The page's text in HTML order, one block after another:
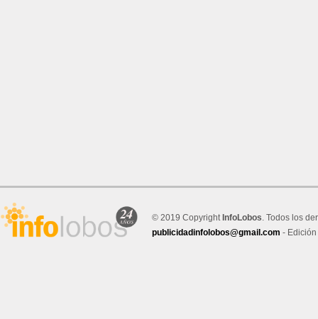
© 2019 Copyright InfoLobos. Todos los
publicidadinfolobos@gmail.com -